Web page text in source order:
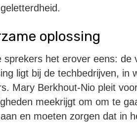
oplossing
sprekers het erover eens: de
ligt bij de techbedrijven, in
Mary Berkhout-Nio pleit
meekrijgt om om te
en moeten zorgen dat in